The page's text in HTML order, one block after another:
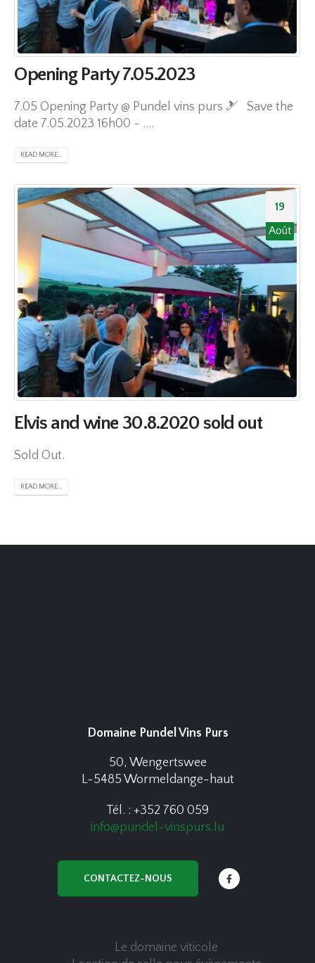
Opening Party 7.05.2023
7.05 Opening Party @ Pundel vins purs 🎿 Save the
date 7.05.2023 16h00 - ....
READ MORE...
19
Août
Elvis and wine 30.8.2020 sold out
Sold Out.
READ MORE...
Domaine Pundel Vins Purs
50, Wengertswee
L-5485 Wormeldange-haut
Tél. : +352 760 059
info@pundel-vinspurs.lu
CONTACTEZ-NOUS
Le domaine viticole